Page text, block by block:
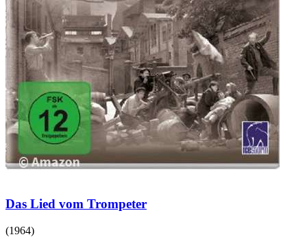
Das Lied vom Trompeter
(1964)